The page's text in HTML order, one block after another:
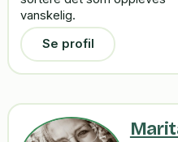
vanskelig.
Se profil